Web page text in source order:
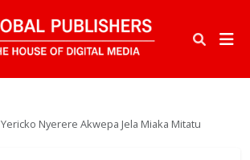
Yericko Nyerere Akwepa Jela Miaka Mitatu